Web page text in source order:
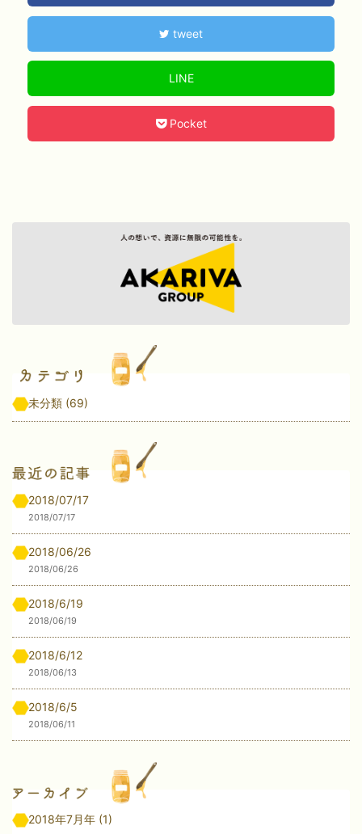
tweet
LINE
Pocket
未分類 (69)
2018/07/17
2018/07/17
2018/06/26
2018/06/26
2018/6/19
2018/06/19
2018/6/12
2018/06/13
2018/6/5
2018/06/11
2018年7月年 (1)